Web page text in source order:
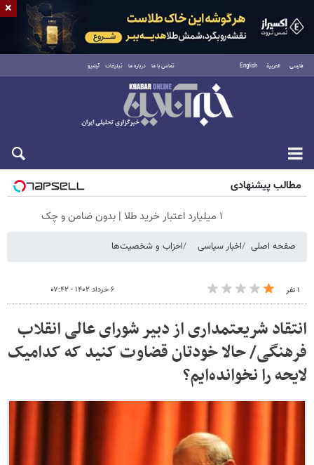
فارسی العربية English تماس با ما درباره ما تبلیغات آرشیو
پنجشنبه ۱۵ مرداد ۱۴۰۵
مطالب پیشنهادی
۱ میلیارد اعتبار خرید طلا | بدون ضامن و چک
صفحه اصلی اخبار سیاسی احزاب و شخصیت‌ها
۱ نفر ۶ خرداد ۱۴۰۲ - ۰۷:۴۲
انتقاد شریعتمداری از دبیر شورای عالی انقلاب
فرهنگی/ حالا خودتان قضاوت کنید که کدامیک
لایحه را نخوانده‌ایم؟
×